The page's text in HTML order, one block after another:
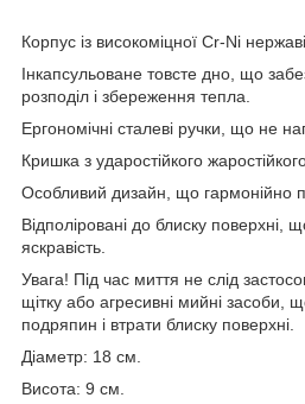
Корпус із високоміцної Cr-Ni
Інкапсульоване товсте дно, що
розподіл і збереження тепла.
Ергономічні сталеві ручки, що не
Кришка з ударостійкого
Особливий дизайн, що гармонійно
Відполіровані до блиску поверхні,
яскравість.
Увага! Під час миття не слід
щітку або агресивні мийні засоби,
подряпин і втрати блиску поверхні.
Діаметр: 18 см.
Висота: 9 см.